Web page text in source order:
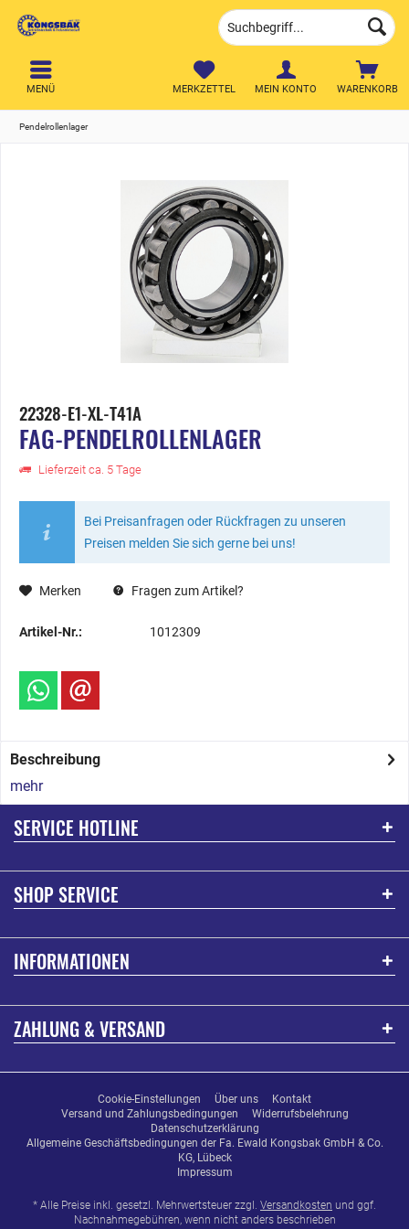
WARENKORB
MERKZETTEL MEIN KONTO
MENÜ
Pendelrollenlager
22328-E1-XL-T41A
FAG-PENDELROLLENLAGER
Lieferzeit ca. 5 Tage
Bei Preisanfragen oder Rückfragen zu unseren
Preisen melden Sie sich gerne bei uns!
Merken Fragen zum Artikel?
Artikel-Nr.: 1012309
Beschreibung
mehr
SERVICE HOTLINE
SHOP SERVICE
INFORMATIONEN
ZAHLUNG & VERSAND
Cookie-Einstellungen Über uns
Kontakt
Versand und Zahlungsbedingungen
Widerrufsbelehrung
Datenschutzerklärung
Allgemeine Geschäftsbedingungen der Fa. Ewald Kongsbak GmbH & Co.
KG, Lübeck
Impressum
* Alle Preise inkl. gesetzl. Mehrwertsteuer zzgl. Versandkosten und ggf.
Nachnahmegebühren, wenn nicht anders beschrieben